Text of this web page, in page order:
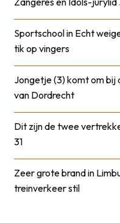
Sportschool in Echt
tik op vingers
Jongetje (3) komt om bij
van Dordrecht
Dit zijn de twee
31
Zeer grote brand in
treinverkeer stil